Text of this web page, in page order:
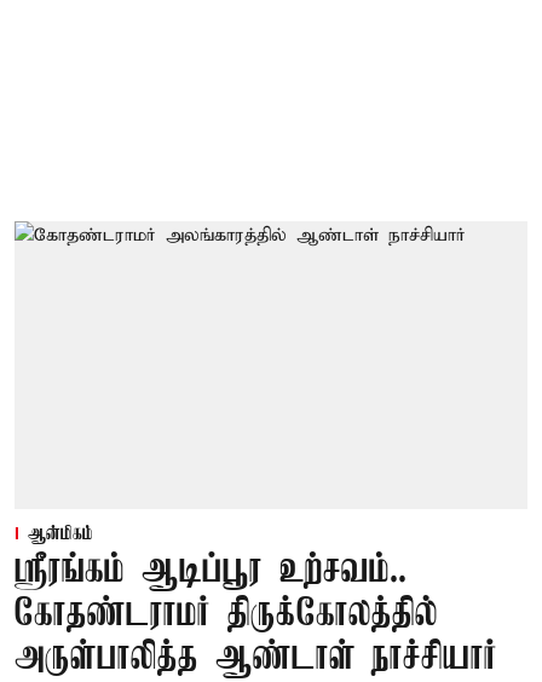
ஆன்மிகம்
ஸ்ரீரங்கம் ஆடிப்பூர உற்சவம்..
கோதண்டராமர் திருக்கோலத்தில்
அருள்பாலித்த ஆண்டாள் நாச்சியார்